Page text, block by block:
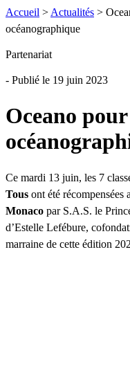
Accueil > Actualités >
océanographique
Partenariat
- Publié le 19 juin 2023
Oceano
Ce mardi 13 juin, les 7
Tous ont été récompensées
Monaco par S.A.S. le
d’Estelle Lefébure,
marraine de cette édition